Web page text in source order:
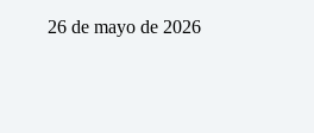
26 de mayo de 2026